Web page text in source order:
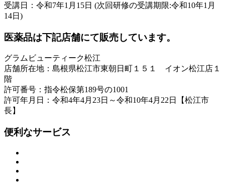
受講日：令和7年1月15日 (次回研修の受講期限:令和10年1月
14日)
医薬品は下記店舗にて販売しています。
グラムビューティーク松江
店舗所在地：島根県松江市東朝日町１５１ イオン松江店１
階
許可番号：指令松保第189号の1001
許可年月日：令和4年4月23日～令和10年4月22日【松江市
長】
便利なサービス